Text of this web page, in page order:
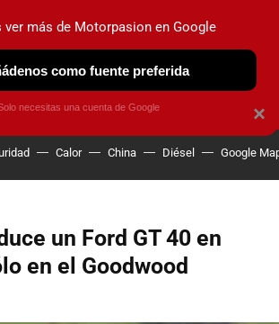
ELÉCTRICOS OBSERVATORIO
Calor China Diésel Google
un Ford GT 40 en
en el Goodwood
×
ver más de Motorpasion en Google
como fuente preferida
necesitas una cuenta de Google